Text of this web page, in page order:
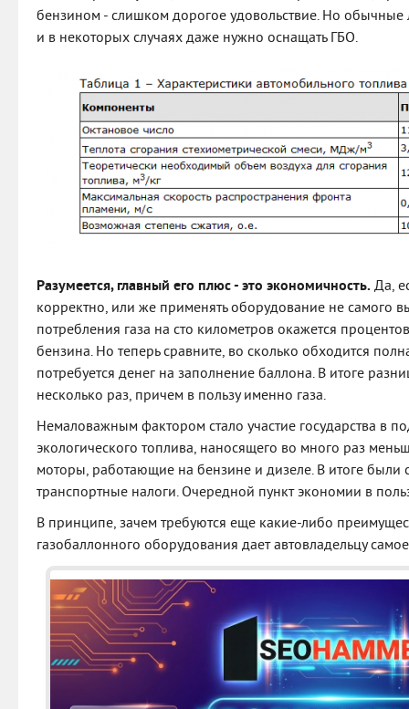
бензином - слишком дорогое удовольствие. Но
и в некоторых случаях даже нужно оснащать ГБО.
Разумеется, главный его плюс - это экономичность. Да,
корректно, или же применять оборудование не самого
потребления газа на сто километров окажется
бензина. Но теперь сравните, во сколько обходится
потребуется денег на заполнение баллона. В итоге
несколько раз, причем в пользу именно газа.
Немаловажным фактором стало участие государства в
экологического топлива, наносящего во много раз
моторы, работающие на бензине и дизеле. В итоге были
транспортные налоги. Очередной пункт экономии в
В принципе, зачем требуются еще какие-либо
газобаллонного оборудования дает автовладельцу